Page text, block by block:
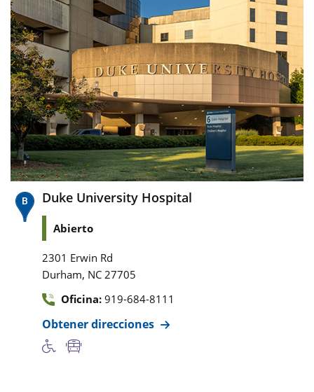
Duke University Hospital
Abierto
2301 Erwin Rd
Durham, NC 27705
Oficina: 919-684-8111
Obtener direcciones